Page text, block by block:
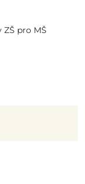
pro MŠ